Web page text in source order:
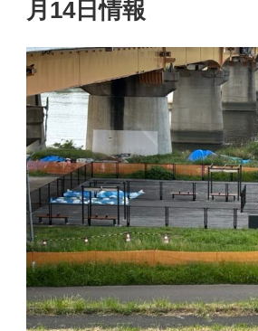
月14日情報